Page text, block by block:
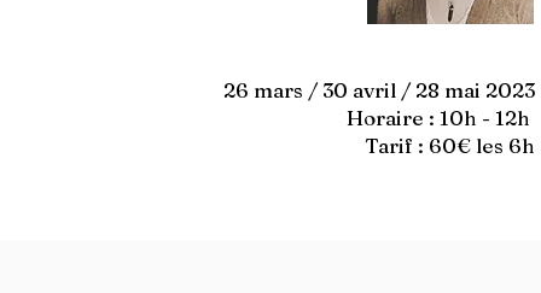
26 mars / 30 avril / 28 mai 2023
Horaire : 10h - 12h
Tarif : 60€ les 6h